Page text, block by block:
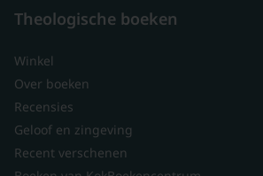
Theologische boeken
Winkel
Over boeken
Recensies
Geloof en zingeving
Recent verschenen